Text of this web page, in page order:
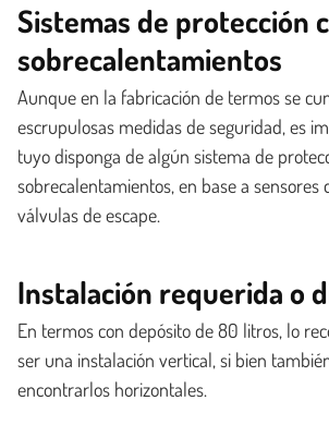
Sistemas de protección
sobrecalentamientos
Aunque en la fabricación de termos se
escrupulosas medidas de seguridad, es
tuyo disponga de algún sistema de
sobrecalentamientos, en base a
válvulas de escape.
Instalación requerida o
En termos con depósito de 80 litros, lo
ser una instalación vertical, si bien
encontrarlos horizontales.